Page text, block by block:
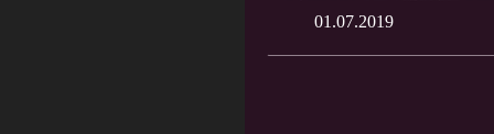
01.07.2019